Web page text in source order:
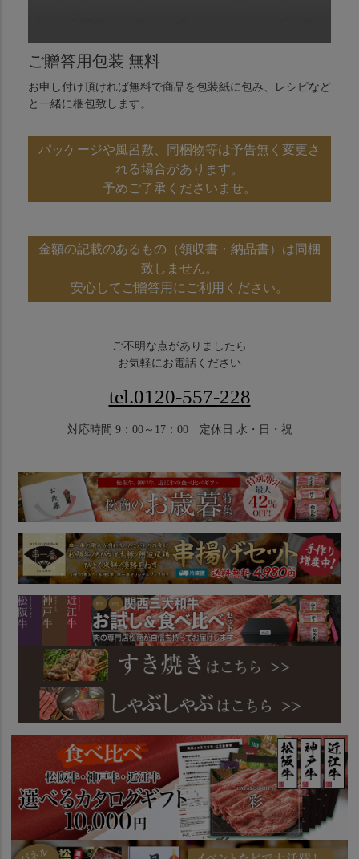
ご贈答用包装 無料
お申し付け頂ければ無料で商品を包装紙に包み、レシピなど
と一緒に梱包致します。
パッケージや風呂敷、同梱物等は予告無く変更さ
れる場合があります。
予めご了承くださいませ。
金額の記載のあるもの（領収書・納品書）は同梱
致しません。
安心してご贈答用にご利用ください。
ご不明な点がありましたら
お気軽にお電話ください
tel.0120-557-228
対応時間 9：00～17：00 定休日 水・日・祝